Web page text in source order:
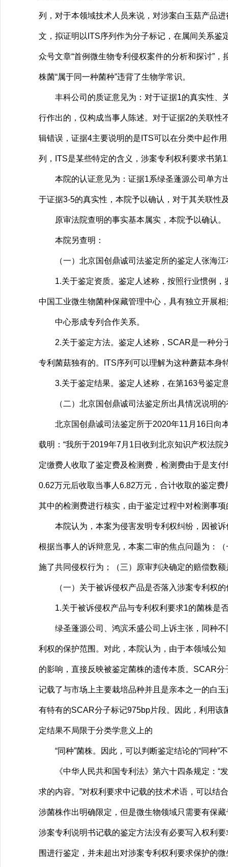
列，对于本领域技术人员来说，对涉案白玉菇产品
文，拟证明以ITS序列作为分子标记，在属间关系
众号文章“首例微生物专利侵权案件的分析和探讨”
株菌“属于同一种菌种”违背了生物学常识。
丰科公司的质证意见为：对于证据1的真实性、
行作出的，仅构成当事人陈述。对于证据2的关联
辑错误，证据4主要说明的是ITS可以在分类中起作
列，ITS是某些特定的含义，涉案专利权利要求书
本院的认证意见为：证据1系绿圣蓬源公司单方
于证据3-5的真实性，本院予以确认，对于其关联性
原审法院查明的事实基本属实，本院予以确认。
本院另查明：
（一）北京国创鼎诚司法鉴定所的鉴定人张海江
1.关于鉴定资质。鉴定人述称，按照行业惯例，
中国工业微生物菌种保藏管理中心，具有独立开展
中心形成专列合作关系。
2.关于鉴定方法。鉴定人述称，SCAR是一种分
专利菌菇独有的。ITS序列可以理解为这种蘑菇本
3.关于鉴定结果。鉴定人述称，在第163号鉴定
（二）北京国创鼎诚司法鉴定所出具情况说明的
北京国创鼎诚司法鉴定所于2020年11月16日向本
载明：“我所于2019年7月1日收到北京知识产权法
定缴费人收取了鉴定费及检测费，检测费由于是支
0.62万元后收取当事人6.82万元，合计收取的鉴定
其中的检测费进行核实，由于鉴定过程中对检测事
本院认为，本案为侵害发明专利权纠纷，因被诉
根据当事人的诉辩意见，本案二审的焦点问题为：
施了共同侵权行为；（三）原审判决确定的赔偿数
（一）关于被诉侵权产品是否落入涉案专利权的
1.关于被诉侵权产品与专利权利要求1的菌株是
绿圣蓬源公司、鸿滨禾盛公司上诉主张，同种不
利权的保护范围。对此，本院认为，由于本领域公
的影响，直接反映被鉴定菌株的遗传本质。SCAR
记载了与市场上主要栽培品种并且是亲本之一的白
有特有的SCAR分子标记975bp片段。因此，利用
定结果不局限于分类学意义上的
“同种”菌株。因此，可以判断鉴定结论的“同种”
《中华人民共和国专利法》第六十四条规定：“发
求的内容。”对权利要求中记载的技术术语，可以结
涉菌株作出明确限定，但是微生物领域只需要有保
涉案专利说明书记载的鉴定方法没有必要写入权利
围进行鉴定，并未超出对涉案专利权利要求保护的